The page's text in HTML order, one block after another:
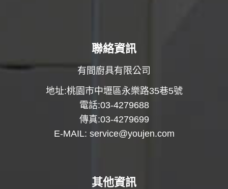
聯絡資訊
有間廚具有限公司
地址:桃園市中壢區永樂路35巷5號
電話:03-4279688
傳真:03-4279699
E-MAIL: service@youjen.com
其他資訊